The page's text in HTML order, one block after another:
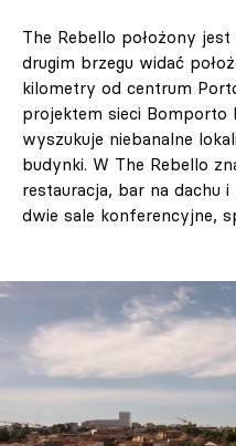
The Rebello położony
drugim brzegu widać
kilometry od centrum
projektem sieci Bomporto
wyszukuje niebanalne
budynki. W The Rebello
restauracja, bar na dachu
dwie sale konferencyjne,